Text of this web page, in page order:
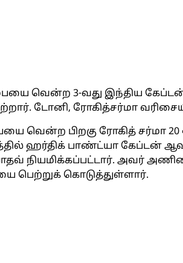
வென்ற 3-வது இந்திய
டோனி, ரோகித்சர்மா
வென்ற பிறகு ரோகித் சர்மா 20
ஹர்திக் பாண்ட்யா கேப்டன்
நியமிக்கப்பட்டார். அவர்
பெற்றுக் கொடுத்துள்ளார்.